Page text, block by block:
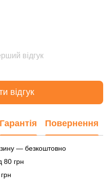
відгук
відгук
Гарантія Повернення
— безкоштовно
80 грн